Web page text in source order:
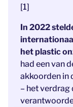
[1]
In 2022
het plastic
had een van
akkoorden in
– het verdrag